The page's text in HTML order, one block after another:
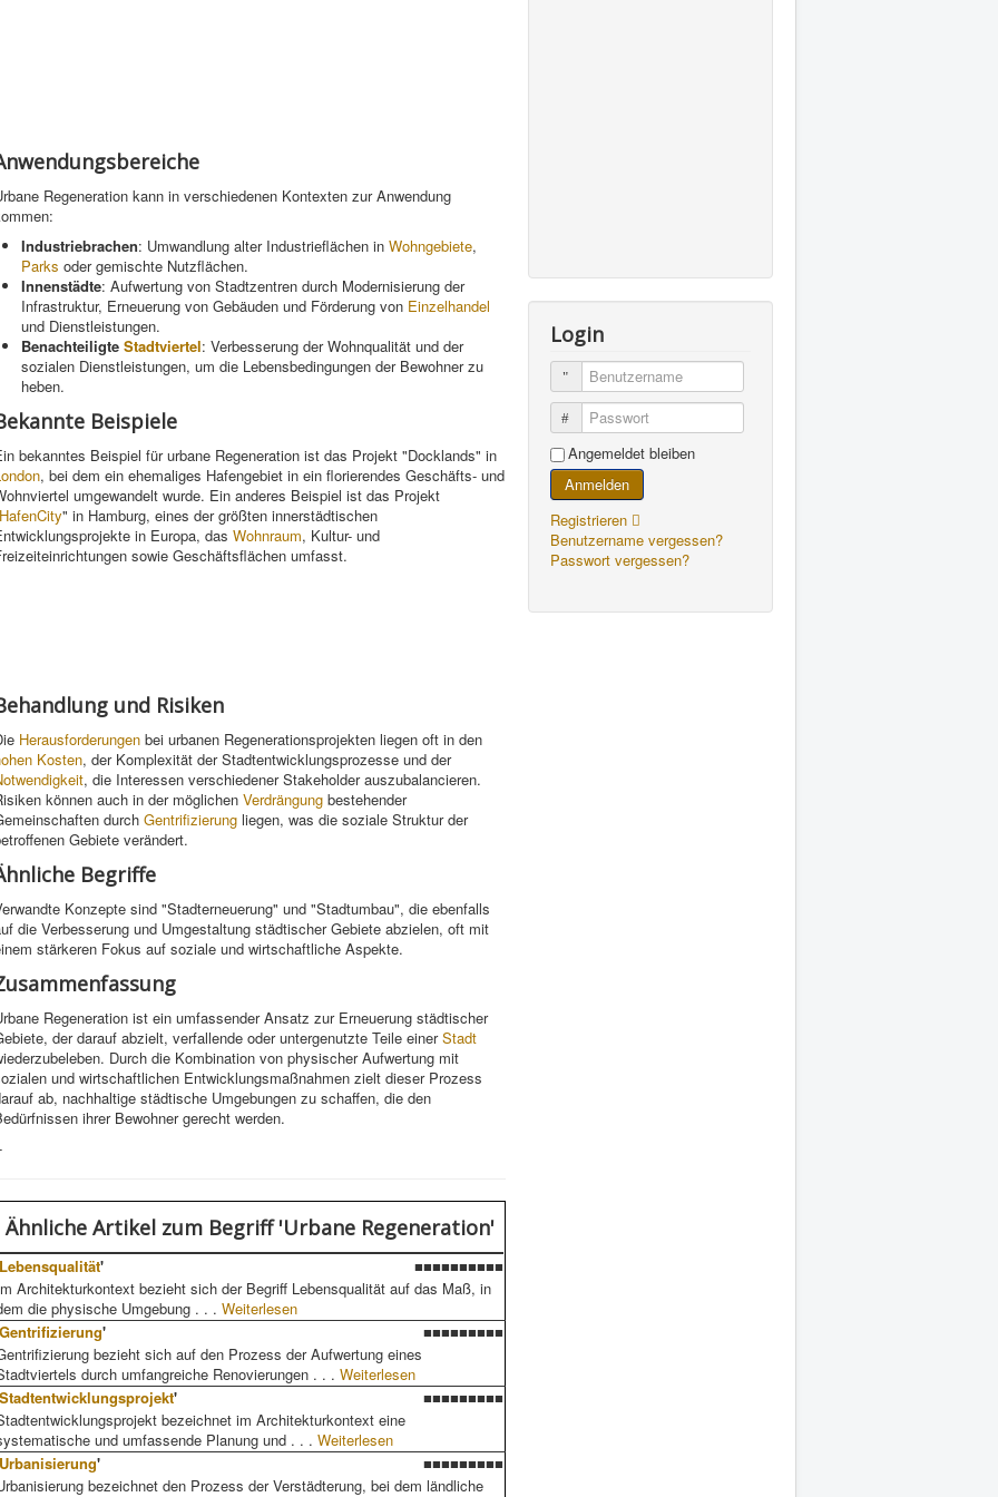
Regeneration kann in verschiedenen Kontexten zur Anwendung
Industriebrachen: Umwandlung alter Industrieflächen in Wohngebiete,
Parks oder gemischte Nutzflächen.
Innenstädte: Aufwertung von Stadtzentren durch Modernisierung der
Infrastruktur, Erneuerung von Gebäuden und Förderung von Einzelhandel
und Dienstleistungen.
Benachteiligte Stadtviertel: Verbesserung der Wohnqualität und der
sozialen Dienstleistungen, um die Lebensbedingungen der Bewohner zu
heben.
Beispiele
bekanntes Beispiel für urbane Regeneration ist das Projekt "Docklands" in
, bei dem ein ehemaliges Hafengebiet in ein florierendes Geschäfts- und
umgewandelt wurde. Ein anderes Beispiel ist das Projekt
HafenCity" in Hamburg, eines der größten innerstädtischen
in Europa, das Wohnraum, Kultur- und
sowie Geschäftsflächen umfasst.
und Risiken
Herausforderungen bei urbanen Regenerationsprojekten liegen oft in den
Kosten, der Komplexität der Stadtentwicklungsprozesse und der
, die Interessen verschiedener Stakeholder auszubalancieren.
können auch in der möglichen Verdrängung bestehender
durch Gentrifizierung liegen, was die soziale Struktur der
Gebiete verändert.
Begriffe
Konzepte sind "Stadterneuerung" und "Stadtumbau", die ebenfalls
die Verbesserung und Umgestaltung städtischer Gebiete abzielen, oft mit
stärkeren Fokus auf soziale und wirtschaftliche Aspekte.
Regeneration ist ein umfassender Ansatz zur Erneuerung städtischer
der darauf abzielt, verfallende oder untergenutzte Teile einerStadt
Durch die Kombination von physischer Aufwertung mit
und wirtschaftlichen Entwicklungsmaßnahmen zielt dieser Prozess
ab, nachhaltige städtische Umgebungen zu schaffen, die den
ihrer Bewohner gerecht werden.
Ähnliche Artikelzum Begriff 'Urbane Regeneration'
Lebensqualität'
■■■■■■■■■■
Architekturkontext bezieht sich der Begriff Lebensqualität auf das Maß, in
die physische Umgebung . . . Weiterlesen
Gentrifizierung'
■■■■■■■■■
bezieht sich auf den Prozess der Aufwertung eines
durch umfangreiche Renovierungen . . . Weiterlesen
Stadtentwicklungsprojekt'
■■■■■■■■■
bezeichnet im Architekturkontext eine
und umfassende Planung und . . . Weiterlesen
Urbanisierung'
■■■■■■■■■
bezeichnet den Prozess der Verstädterung, bei dem ländliche
Login
Benutzername
Passwort
Angemeldet bleiben
Anmelden
Registrieren
Benutzername vergessen?
Passwort vergessen?